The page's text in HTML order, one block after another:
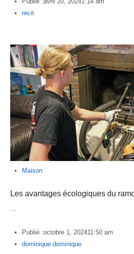
Author
recit
Maison
Les avantages écologiques du
Publié :octobre 1, 202411:50 am
Author
dominique dominique